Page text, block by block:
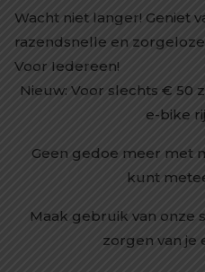
Wacht niet langer! Geniet
razendsnelle en
Voor Iedereen!
Nieuw: Voor slechts € 50
e-bike
Geen gedoe meer met
kunt
Maak gebruik van onze
zorgen van je